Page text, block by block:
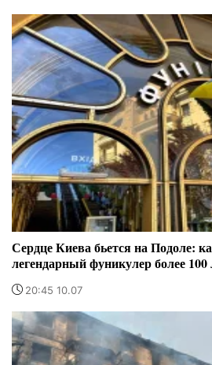
Сердце Киева бьется на Подоле:
легендарный фуникулер более 100
20:45 10.07